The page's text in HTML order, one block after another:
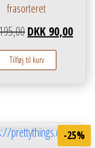
20,00.
DKK 10,00.
frasorteret
Den oprindelige
DKK 90,00Den
Tilføj til kurv
-25%